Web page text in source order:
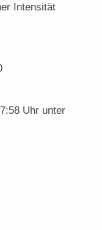
Intensität
Uhr unter